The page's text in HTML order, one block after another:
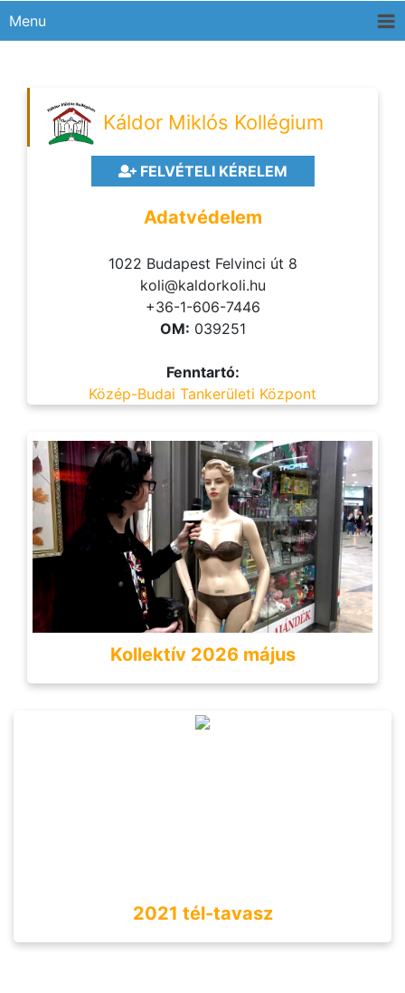
Menu
Káldor Miklós Kollégium
FELVÉTELI KÉRELEM
Adatvédelem
1022 Budapest Felvinci út 8
koli@kaldorkoli.hu
+36-1-606-7446
OM: 039251
Fenntartó:
Közép-Budai Tankerületi Központ
Kollektív 2026 május
2021 tél-tavasz